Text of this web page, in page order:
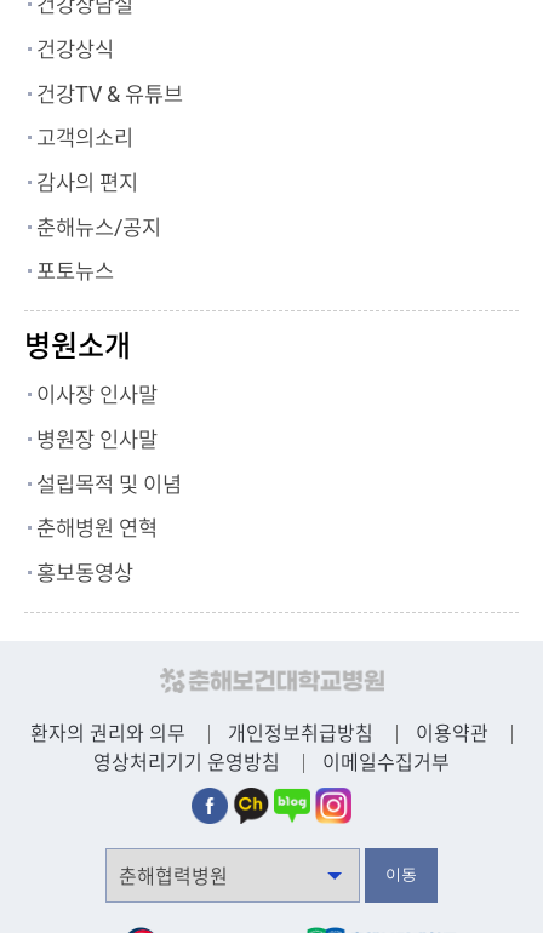
건강상담실
건강상식
건강TV & 유튜브
고객의소리
감사의 편지
춘해뉴스/공지
포토뉴스
병원소개
이사장 인사말
병원장 인사말
설립목적 및 이념
춘해병원 연혁
홍보동영상
환자의 권리와 의무 개인정보취급방침
이용약관
영상처리기기 운영방침
이메일수집거부